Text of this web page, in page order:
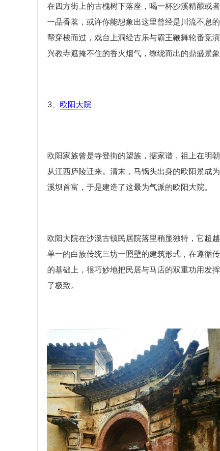
在四方街上的古槐树下落座，喝一杯沙溪精酿或
一品香茗，或许你能想象出这里曾经是川流不息
帮穿梭而过，戏台上洞经古乐与霸王鞭舞轮番竞
兴教寺遮掩不住的香火烟气，缭绕而出的鼎盛景
3、 欧阳大院
欧阳家族曾是寺登街的望族，据家谱，祖上在明
从江西庐陵迁来。清末，马锅头出身的欧阳景成
溪坝首富，于是建造了这最为气派的欧阳大院。
欧阳大院在沙溪古镇民居院落里稍显独特，它超
单一的白族传统三坊一照壁的建筑形式，在遵循
的基础上，很巧妙地把民居与马店的双重功用发
了极致。